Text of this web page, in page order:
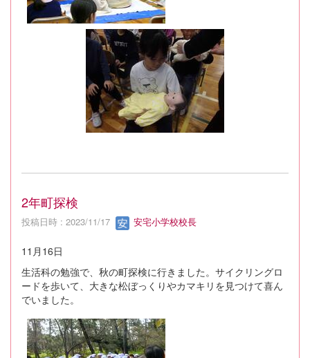
2年町探検
投稿日時 : 2023/11/17 安宅小学校校長
11月16日
生活科の勉強で、秋の町探検に行きました。サイクリングロ
ードを歩いて、大きな松ぼっくりやカマキリを見つけて喜ん
でいました。